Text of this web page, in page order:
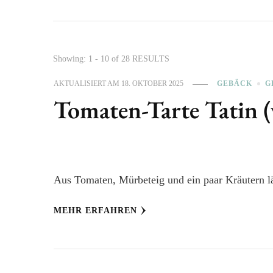
Showing: 1 - 10 of 28 RESULTS
AKTUALISIERT AM 18. OKTOBER 2025 GEBÄCK
Tomaten-Tarte Tatin
Aus Tomaten, Mürbeteig und ein paar Kräutern
MEHR ERFAHREN